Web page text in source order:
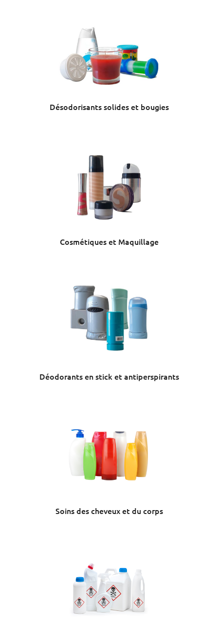
Désodorisants solides et bougies
Cosmétiques et Maquillage
Déodorants en stick et antiperspirants
Soins des cheveux et du corps